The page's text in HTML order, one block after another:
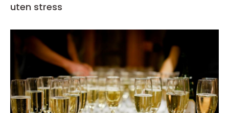
uten stress